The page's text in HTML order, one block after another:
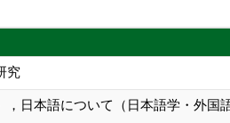
究
日本語について（日本語学・外国